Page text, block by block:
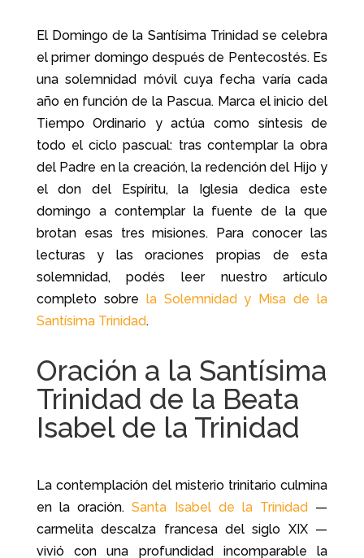
El Domingo de la Santísima Trinidad se celebra
el primer domingo después de Pentecostés. Es
una solemnidad móvil cuya fecha varía cada
año en función de la Pascua. Marca el inicio del
Tiempo Ordinario y actúa como síntesis de
todo el ciclo pascual: tras contemplar la obra
del Padre en la creación, la redención del Hijo y
el don del Espíritu, la Iglesia dedica este
domingo a contemplar la fuente de la que
brotan esas tres misiones. Para conocer las
lecturas y las oraciones propias de esta
solemnidad, podés leer nuestro artículo
completo sobre la Solemnidad y Misa de la
Santísima Trinidad.
Oración a la Santísima
Trinidad de la Beata
Isabel de la Trinidad
La contemplación del misterio trinitario culmina
en la oración.Santa Isabel de la Trinidad —
carmelita descalza francesa del siglo XIX —
vivió con una profundidad incomparable la